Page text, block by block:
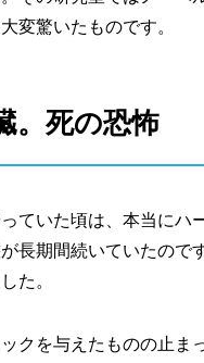
変驚いたものです。
。死の恐怖
ていた頃は、本当にハ
長期間続いていたので
た。
クを与えたものの止ま